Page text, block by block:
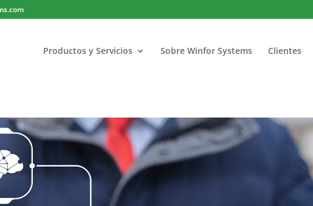
Productos y Servicios Sobre Winfor Systems Clientes